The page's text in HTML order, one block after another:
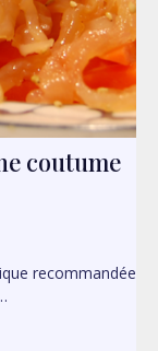
coutume
recommandée